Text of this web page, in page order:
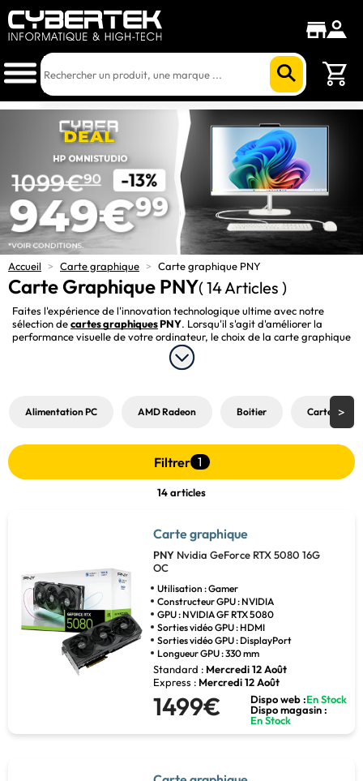
Accueil > Carte graphique > Carte graphique PNY
Carte Graphique PNY( 14 Articles )
Faites l'expérience de l'innovation technologique ultime avec notre
sélection de cartes graphiques PNY. Lorsqu'il s'agit d'améliorer la
performance visuelle de votre ordinateur, le choix de la carte graphique
est crucial. Que vous soyez un gamer passionné, un créateur de
contenu numérique ou un professionnel à la recherche d'outils de rendu
, prêtes à répondre aux exigences
les plus élevées.
Alimentation PC AMD Radeon Boitier Carte
Filtrer 1
14 articles
Carte graphique
PNY Nvidia GeForce RTX 5080 16G
OC
Utilisation : Gamer
Constructeur GPU : NVIDIA
GPU : NVIDIA GF RTX 5080
Sorties vidéo GPU : HDMI
Sorties vidéo GPU : DisplayPort
Longueur GPU : 330 mm
Standard : Mercredi 12 Août
Express : Mercredi 12 Août
1499€ Dispo web :En Stock
Dispo magasin :
En Stock